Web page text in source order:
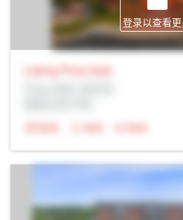
登录以查看
Listing Price Sale
N/A
N/A N/A